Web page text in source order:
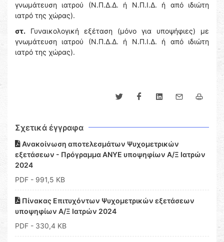
γνωμάτευση ιατρού (Ν.Π.Δ.Δ. ή Ν.Π.Ι.Δ. ή από ιδιώτη
ιατρό της χώρας).
στ. Γυναικολογική εξέταση (μόνο για υποψήφιες) με
γνωμάτευση ιατρού (Ν.Π.Δ.Δ. ή Ν.Π.Ι.Δ. ή από ιδιώτη
ιατρό της χώρας).
Σχετικά έγγραφα
Ανακοίνωση αποτελεσμάτων Ψυχομετρικών
εξετάσεων - Πρόγραμμα ΑΝΥΕ υποψηφίων Α/Ξ Ιατρών
2024
PDF - 991,5 KB
Πίνακας Επιτυχόντων Ψυχομετρικών εξετάσεων
υποψηφίων Α/Ξ Ιατρών 2024
PDF - 330,4 KB